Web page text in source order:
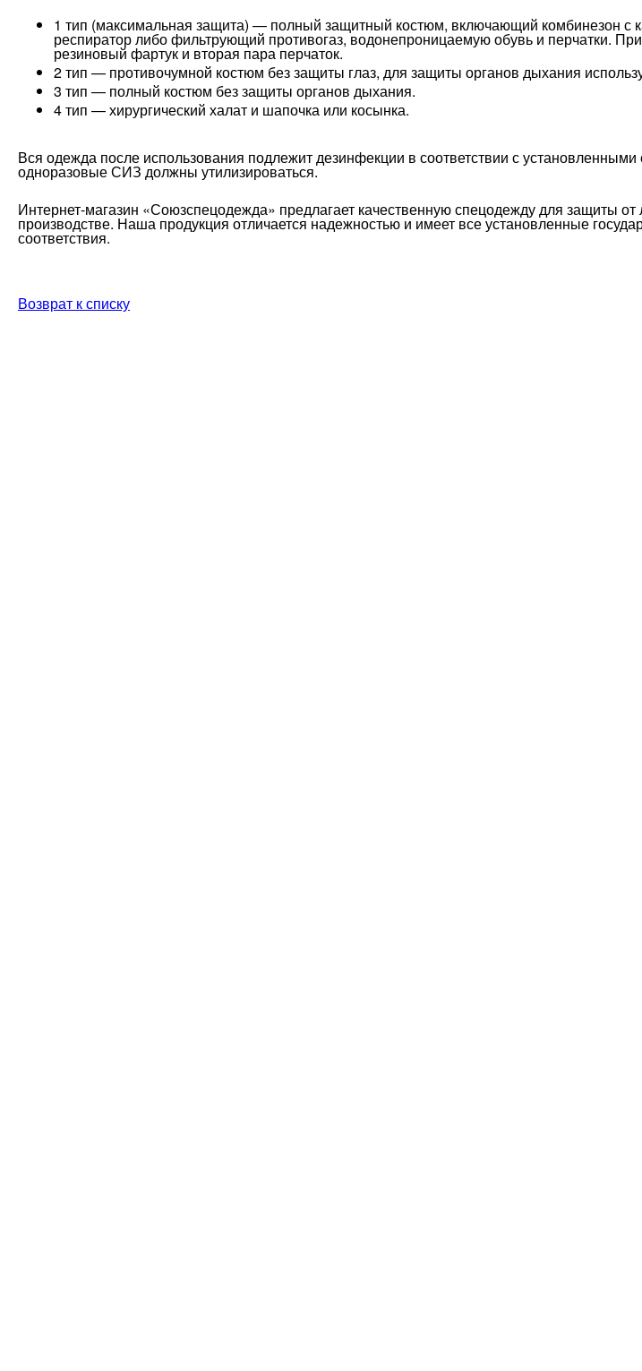
1 тип (максимальная защита) — полный защитный костюм, включающий комбинезон с
респиратор либо фильтрующий противогаз, водонепроницаемую обувь и перчатки.
резиновый фартук и вторая пара перчаток.
2 тип — противочумной костюм без защиты глаз, для защиты органов дыхания
3 тип — полный костюм без защиты органов дыхания.
4 тип — хирургический халат и шапочка или косынка.
Вся одежда после использования подлежит дезинфекции в соответствии с
одноразовые СИЗ должны утилизироваться.
Интернет-магазин «Союзспецодежда» предлагает качественную спецодежду для защиты
производстве. Наша продукция отличается надежностью и имеет все установленные
соответствия.
Возврат к списку